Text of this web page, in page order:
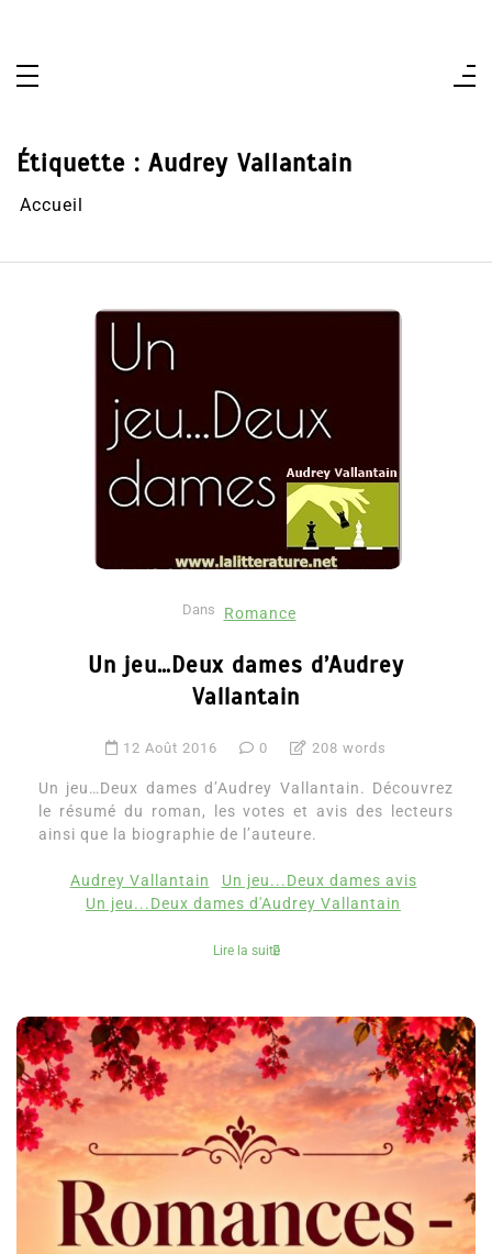
Étiquette : Audrey Vallantain
Accueil
Dans Romance
Un jeu…Deux dames d’Audrey
Vallantain
12 Août 2016 0 208 words
Un jeu…Deux dames d’Audrey Vallantain. Découvrez
le résumé du roman, les votes et avis des lecteurs
ainsi que la biographie de l’auteure.
Audrey Vallantain
Un jeu...Deux dames avis
Un jeu...Deux dames d'Audrey Vallantain
Lire la suite